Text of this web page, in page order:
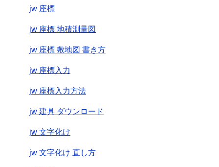
jw 座標
jw 座標 地積測量図
jw 座標 敷地図 書き方
jw 座標入力
jw 座標入力方法
jw 建具 ダウンロード
jw 文字化け
jw 文字化け 直し方